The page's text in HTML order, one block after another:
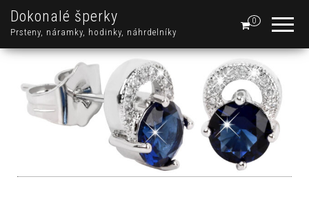
Dokonalé šperky
Prsteny, náramky, hodinky, náhrdelníky
0